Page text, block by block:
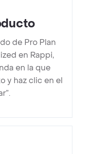
de Pro Plan
en Rappi,
en la que
y haz clic en el